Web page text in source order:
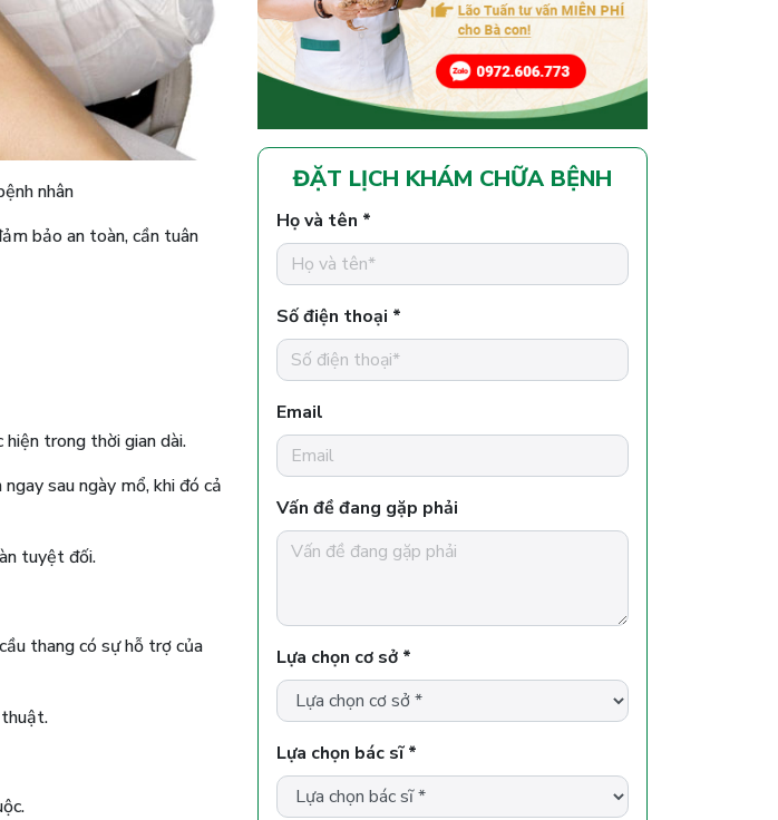
nhân
bảo an toàn, cần tuân
trong thời gian dài.
sau ngày mổ, khi đó cả
tuyệt đối.
thang có sự hỗ trợ của
ĐẶT LỊCH KHÁM CHỮA BỆNH
Họ và tên *
Số điện thoại *
Email
Vấn đề đang gặp phải
Lựa chọn cơ sở *
Lựa chọn bác sĩ *